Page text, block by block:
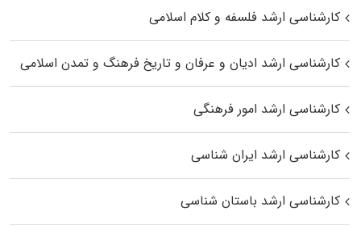
کارشناسی ارشد فلسفه و کلام اسلامی
کارشناسی ارشد ادیان و عرفان و تاریخ فرهنگ و تمدن اسلامی
کارشناسی ارشد امور فرهنگی
کارشناسی ارشد ایران شناسی
کارشناسی ارشد باستان شناسی